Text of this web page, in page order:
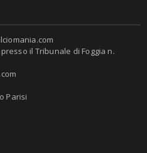
il Tribunale di Foggia n.
Parisi